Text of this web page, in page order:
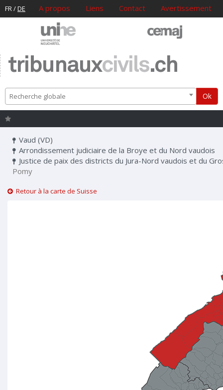
FR/DE A propos Liens Contact Avertissement
tribunauxcivils.ch
Recherche globale Ok
Vaud (VD)
Arrondissement judiciaire de la Broye et du Nord vaudois
Justice de paix des districts du Jura-Nord vaudois et du
Pomy
Retour à la carte de Suisse